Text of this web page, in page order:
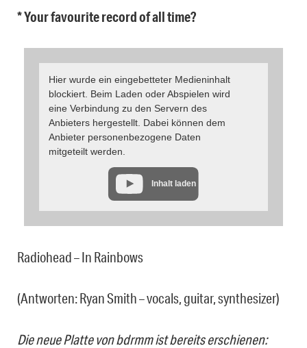
* Your favourite record of all time?
Hier wurde ein eingebetteter Medieninhalt
blockiert. Beim Laden oder Abspielen wird
eine Verbindung zu den Servern des
Anbieters hergestellt. Dabei können dem
Anbieter personenbezogene Daten
mitgeteilt werden.
Inhalt laden
Radiohead – In Rainbows
(Antworten: Ryan Smith – vocals, guitar, synthesizer)
Die neue Platte von bdrmm ist bereits erschienen: